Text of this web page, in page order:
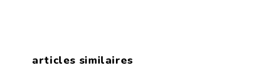
articles similaires